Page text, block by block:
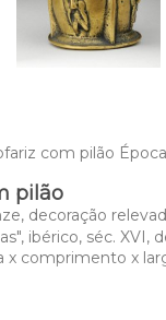
com pilão
pilão
decoração
ibérico, séc. XVI,
x comprimento x